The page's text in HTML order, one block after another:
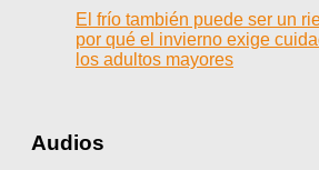
El frío también puede ser un
por qué el invierno exige
los adultos mayores
Audios